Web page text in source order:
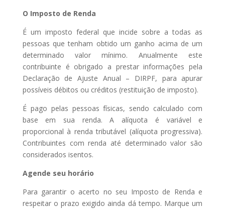
O Imposto de Renda
É um imposto federal que incide sobre a todas as
pessoas que tenham obtido um ganho acima de um
determinado valor mínimo. Anualmente este
contribuinte é obrigado a prestar informações pela
Declaração de Ajuste Anual – DIRPF, para apurar
possíveis débitos ou créditos (restituição de imposto).
É pago pelas pessoas físicas, sendo calculado com
base em sua renda. A alíquota é variável e
proporcional à renda tributável (alíquota progressiva).
Contribuintes com renda até determinado valor são
considerados isentos.
Agende seu horário
Para garantir o acerto no seu Imposto de Renda e
respeitar o prazo exigido ainda dá tempo. Marque um